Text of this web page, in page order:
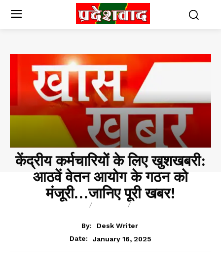
केंद्रीय कर्मचारियों के लिए खुशखबरी:
आठवें वेतन आयोग के गठन को
मंजूरी…जानिए पूरी खबर!
By:
Desk Writer
Date:
January 16, 2025